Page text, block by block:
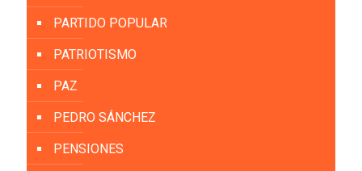
PARTIDO POPULAR
PATRIOTISMO
PAZ
PEDRO SÁNCHEZ
PENSIONES